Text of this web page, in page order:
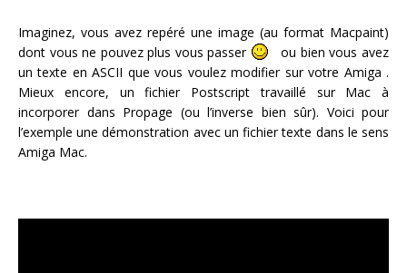
Imaginez, vous avez repéré une image (au format Macpaint)
dont vous ne pouvez plus vous passer
ou bien vous avez
un texte en ASCII que vous voulez modifier sur votre Amiga .
Mieux encore, un fichier Postscript travaillé sur Mac à
incorporer dans Propage (ou l’inverse bien sûr). Voici pour
l’exemple une démonstration avec un fichier texte dans le sens
Amiga Mac.